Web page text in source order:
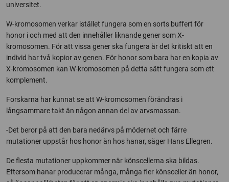
universitet.
W-kromosomen verkar istället fungera som en sorts buffert för
honor i och med att den innehåller liknande gener som X-
kromosomen. För att vissa gener ska fungera är det kritiskt att en
individ har två kopior av genen. För honor som bara har en kopia av
X-kromosomen kan W-kromosomen på detta sätt fungera som ett
komplement.
Forskarna har kunnat se att W-kromosomen förändras i
långsammare takt än någon annan del av arvsmassan.
-Det beror på att den bara nedärvs på mödernet och färre
mutationer uppstår hos honor än hos hanar, säger Hans Ellegren.
De flesta mutationer uppkommer när könscellerna ska bildas.
Eftersom hanar producerar många, många fler könsceller än honor,